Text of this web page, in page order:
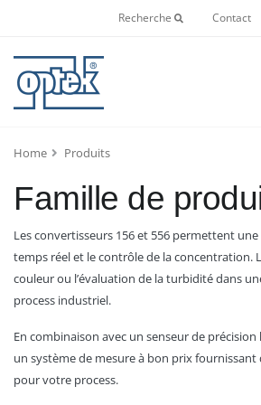
Recherche Contact
Home Produits
Famille de
Les convertisseurs 156 et 556 permettent
temps réel et le contrôle de la concentration.
couleur ou l’évaluation de la turbidité dans
process industriel.
En combinaison avec un senseur de
un système de mesure à bon prix fournissant
pour votre process.